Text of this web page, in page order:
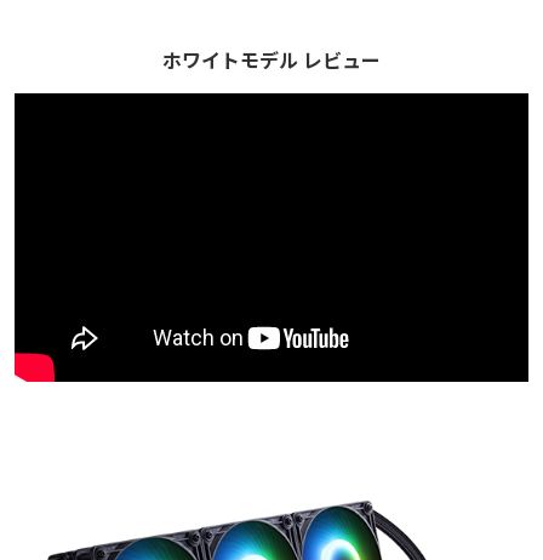
ホワイトモデル レビュー